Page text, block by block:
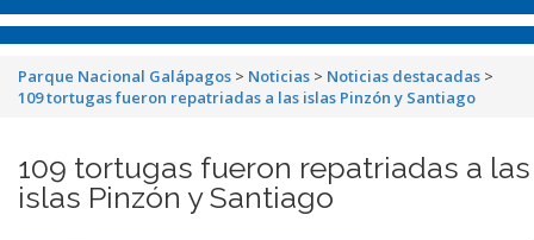
Parque Nacional Galápagos > Noticias > Noticias destacadas >
109 tortugas fueron repatriadas a las islas Pinzón y Santiago
109 tortugas fueron repatriadas a las
islas Pinzón y Santiago